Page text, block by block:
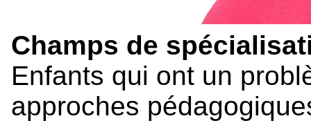
Champs de
Enfants qui ont un
approches